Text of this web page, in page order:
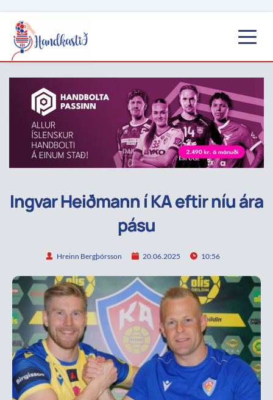
Ingvar Heiðmann í KA eftir níu ára
pásu
Hreinn Bergþórsson 20.06.2025 10:56